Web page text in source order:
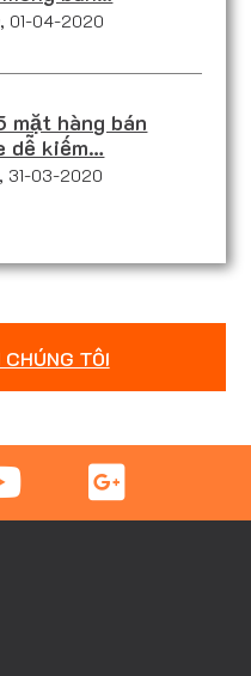
01-04-2020
mặt hàng bán
dễ kiếm…
31-03-2020
TÔI